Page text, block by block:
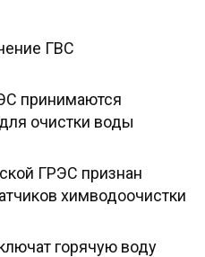
ГВС
принимаются
очистки воды
ГРЭС признан
химводоочистки
горячую воду